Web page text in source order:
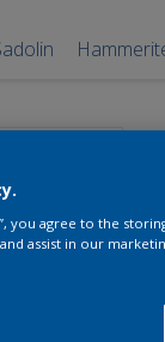
you agree to the
assist in our